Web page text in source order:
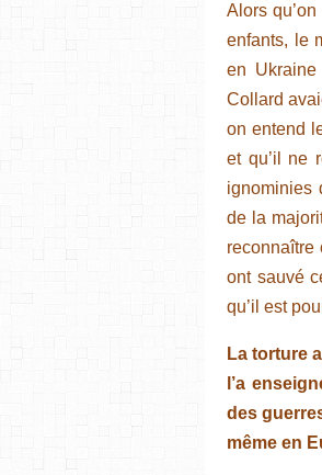
Alors
enfants, le
en
Collard
on entend
et qu’il ne
ignominies
de la
reconnaître
ont sauvé
qu’il est
La torture
l’a
des
même en